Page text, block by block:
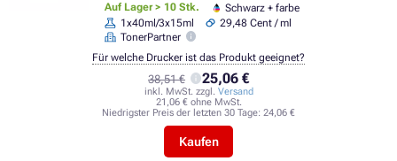
Auf Lager > 10 Stk.
Schwarz + farbe
1x40ml/3x15ml
29,48 Cent / ml
TonerPartner
38,51 € 25,06 €
inkl. MwSt. zzgl. Versand
21,06 € ohne MwSt.
Niedrigster Preis der letzten 30 Tage: 24,06 €
Kaufen
Für welche Drucker ist das Produkt geeignet?